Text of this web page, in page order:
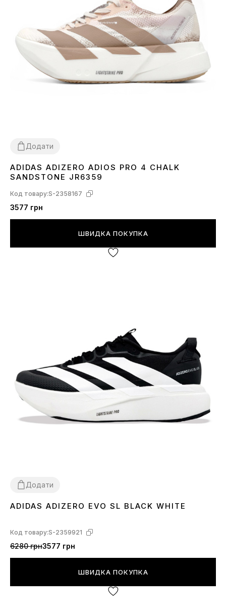
Додати
36 3738 3940 41
ADIDAS ADIZERO ADIOS PRO 4 CHALK
SANDSTONE JR6359
Код товару:S-2358167
3577 грн
ШВИДКА ПОКУПКА
Додати
40 4142 434445
ADIDAS ADIZERO EVO SL BLACK WHITE
Код товару:S-2359921
6280 грн3577 грн
ШВИДКА ПОКУПКА